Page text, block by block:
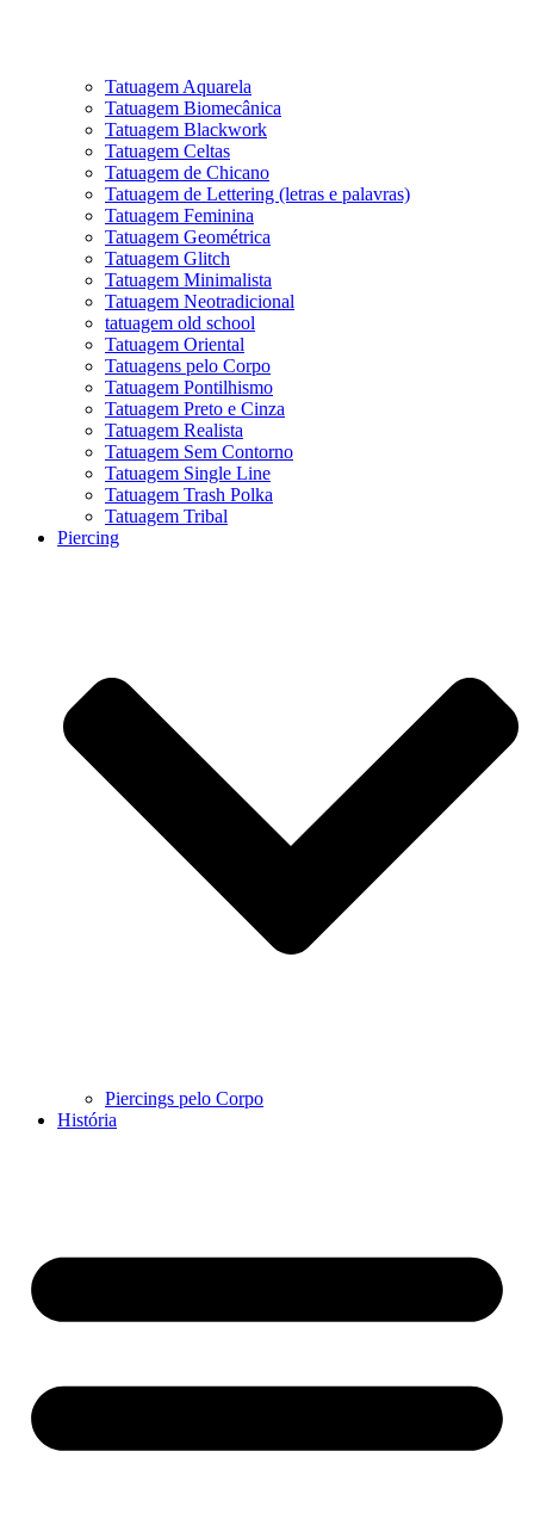
Tatuagem Aquarela
Tatuagem Biomecânica
Tatuagem Blackwork
Tatuagem Celtas
Tatuagem de Chicano
Tatuagem de Lettering (letras e palavras)
Tatuagem Feminina
Tatuagem Geométrica
Tatuagem Glitch
Tatuagem Minimalista
Tatuagem Neotradicional
tatuagem old school
Tatuagem Oriental
Tatuagens pelo Corpo
Tatuagem Pontilhismo
Tatuagem Preto e Cinza
Tatuagem Realista
Tatuagem Sem Contorno
Tatuagem Single Line
Tatuagem Trash Polka
Tatuagem Tribal
Piercing
Piercings pelo Corpo
História